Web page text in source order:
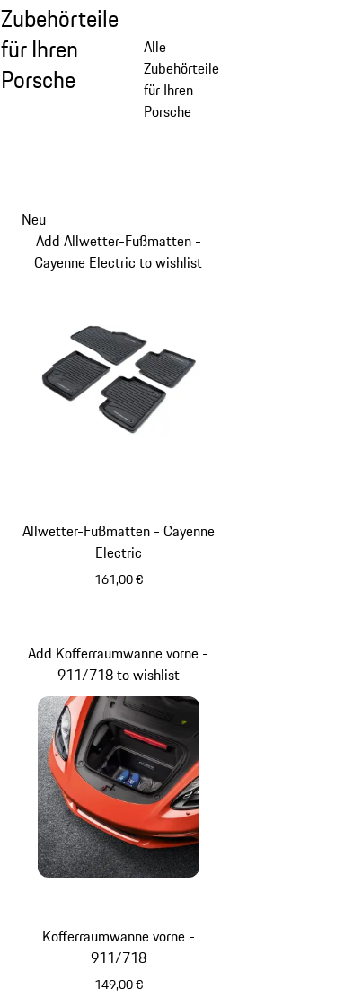
Zubehörteile
für Ihren
Porsche
Alle
Zubehörteile
für Ihren
Porsche
Allwetter-Fußmatten - Cayenne
Electric
161,00 €
Neu
Add Allwetter-Fußmatten -
Cayenne Electric to wishlist
Kofferraumwanne vorne -
911/718
149,00 €
Add Kofferraumwanne vorne -
911/718 to wishlist